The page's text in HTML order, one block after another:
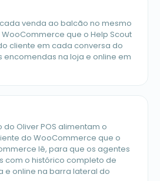
cada venda ao balcão no mesmo
que o Help Scout
cliente em cada conversa do
encomendas na loja e online em
Oliver POS alimentam o
do WooCommerce que o
lê, para que os agentes
com o histórico completo de
e online na barra lateral do